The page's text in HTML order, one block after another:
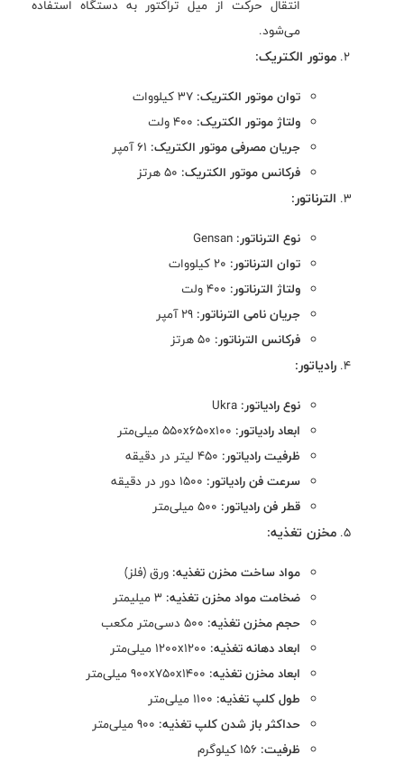
انتقال حرکت از میل تراکتور به دستگاه استفاده
می‌شود.
موتور الکتریک:
توان موتور الکتریک:
ولتاژ موتور الکتریک:
جریان مصرفی موتور الکتریک:
فرکانس موتور الکتریک:
الترناتور:
نوع الترناتور:
توان الترناتور:
ولتاژ الترناتور:
جریان نامی الترناتور:
فرکانس الترناتور:
رادیاتور:
نوع رادیاتور:
ابعاد رادیاتور:
ظرفیت رادیاتور:
سرعت فن رادیاتور:
قطر فن رادیاتور:
مخزن تغذیه:
مواد ساخت مخزن تغذیه: ورق (فلز)
ضخامت مواد مخزن تغذیه:
حجم مخزن تغذیه:
ابعاد دهانه تغذیه:
ابعاد مخزن تغذیه:
طول کلپ تغذیه:
حداکثر باز شدن کلپ تغذیه:
ظرفیت: